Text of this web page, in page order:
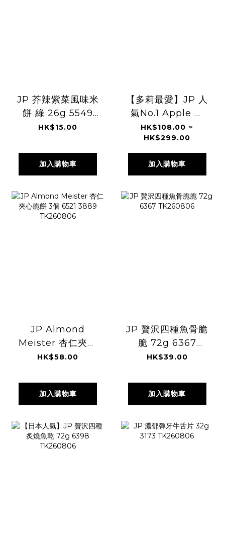
JP 芥辣紫菜風味米
餅 綠 26g 5549
TK260806
HK$15.00
加入購物車
【多莉最愛】JP 人
氣No.1 Apple ＆
Butter 烘烤蘋果牛
油費南雪 4945
TK260806
HK$108.00 ~
HK$299.00
加入購物車
JP Almond
Meister 杏仁夾心
脆餅 3個 6521
HK$58.00
加入購物車
JP 贅沢四種魚骨脆
脆 72g 6367
TK260806
HK$39.00
加入購物車